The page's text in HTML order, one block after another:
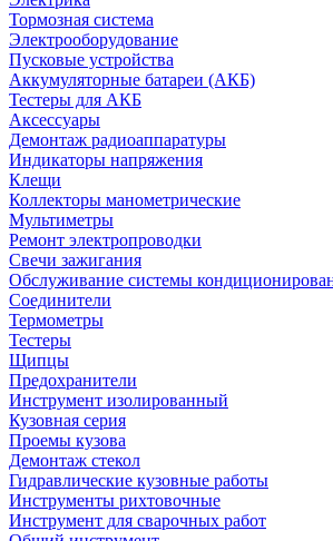
Тормозная система
Электрооборудование
Пусковые устройства
Аккумуляторные батареи (АКБ)
Тестеры для АКБ
Аксессуары
Демонтаж радиоаппаратуры
Индикаторы напряжения
Клещи
Коллекторы манометрические
Мультиметры
Ремонт электропроводки
Свечи зажигания
Обслуживание системы
Соединители
Термометры
Тестеры
Щипцы
Предохранители
Инструмент изолированный
Кузовная серия
Проемы кузова
Демонтаж стекол
Гидравлические кузовные работы
Инструменты рихтовочные
Инструмент для сварочных работ